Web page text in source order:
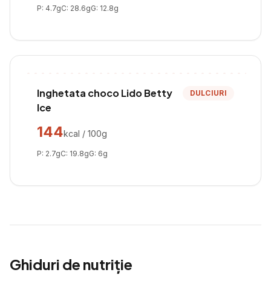
P: 4.7gC: 28.6gG: 12.8g
Inghetata choco Lido Betty
Ice
DULCIURI
144kcal / 100g
P: 2.7gC: 19.8gG: 6g
Ghiduri de nutriție